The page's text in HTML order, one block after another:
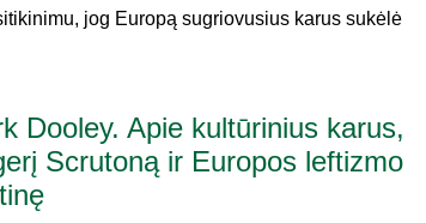
jog Europą sugriovusius karus sukėlė
Dooley. Apie kultūrinius karus,
Scrutoną ir Europos leftizmo